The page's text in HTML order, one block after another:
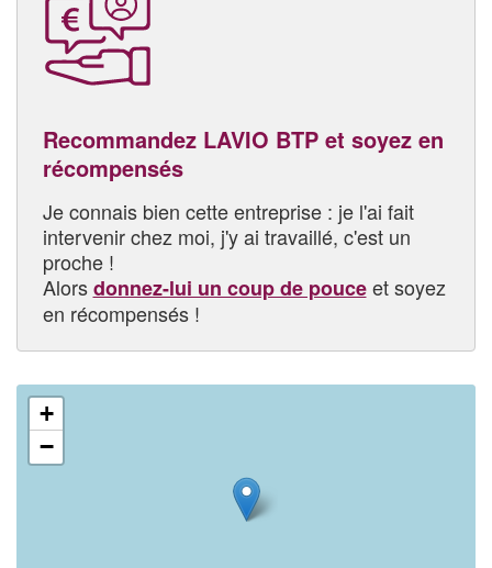
Recommandez LAVIO BTP et soyez en
récompensés
Je connais bien cette entreprise : je l'ai fait
intervenir chez moi, j'y ai travaillé, c'est un
proche !
Alorsdonnez-lui un coup de pouceet soyez
en récompensés !
+
−